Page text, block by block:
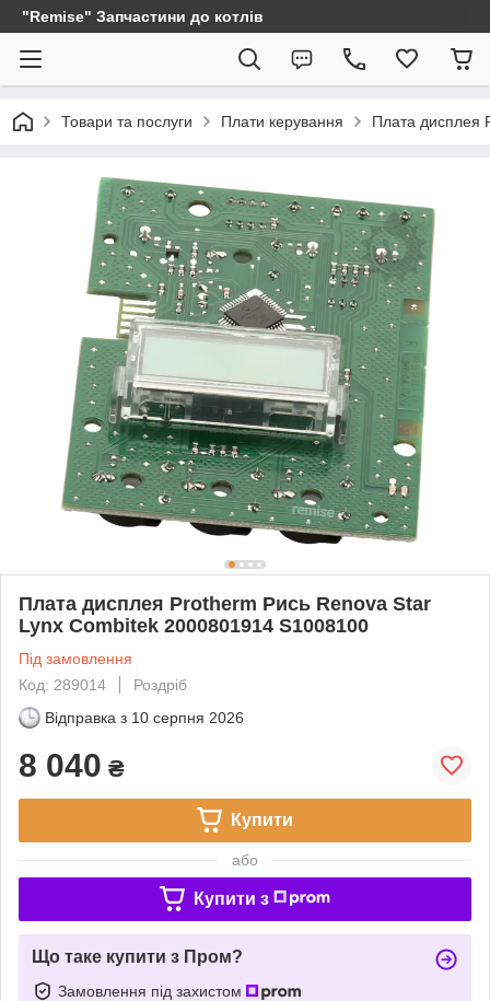
"Remise" Запчастини до котлів
Товари та послуги Плати керування Плата дисплея
Плата дисплея Protherm Рись Renova Star
Lynx Combitek 2000801914 S1008100
Під замовлення
Код: 289014
Роздріб
Відправка з 10 серпня 2026
8 040 ₴
Купити
або
Купити з
Що таке купити з Пром?
Замовлення під захистом